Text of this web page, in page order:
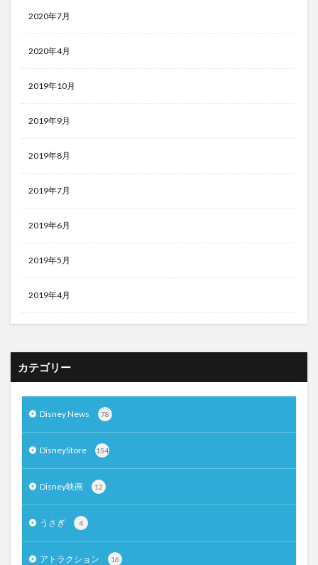
2020年7月
2020年4月
2019年10月
2019年9月
2019年8月
2019年7月
2019年6月
2019年5月
2019年4月
カテゴリー
Disney News 78
DisneyStore 154
Disney映画 12
うさぎ 4
アトラクション 16